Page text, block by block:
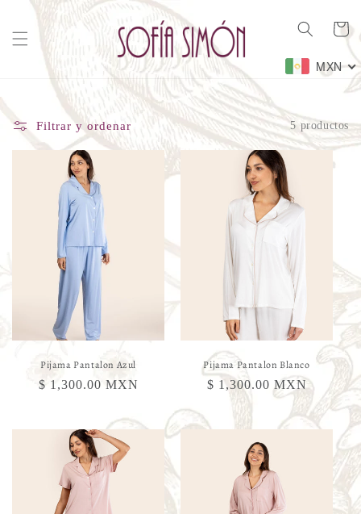
directamente
al contenido
Carrito
MXN
Filtrar y ordenar 5 productos
Pijama Pantalon Azul
Precio
$ 1,300.00 MXN
Pijama Pantalon Blanco
Precio
habitual
$ 1,300.00 MXN